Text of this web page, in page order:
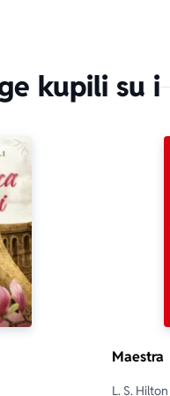
kupili su i
u levo
Maestra
L. S. Hilton